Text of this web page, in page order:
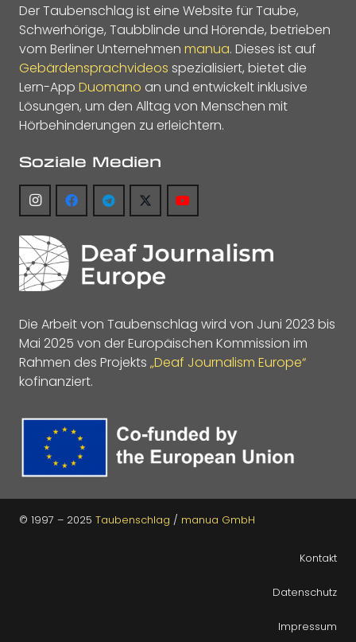
Der Taubenschlag ist eine Website für Taube,
Schwerhörige, Taubblinde und Hörende, betrieben
vom Berliner Unternehmen manua. Dieses ist auf
Gebärdensprachvideos spezialisiert, bietet die
Lern-App Duomano an und entwickelt inklusive
Lösungen, um den Alltag von Menschen mit
Hörbehinderungen zu erleichtern.
Soziale Medien
Die Arbeit von Taubenschlag wird von Juni 2023 bis
Mai 2025 von der Europäischen Kommission im
Rahmen des Projekts „Deaf Journalism Europe“
kofinanziert.
© 1997 – 2025 Taubenschlag / manua GmbH
Kontakt
Datenschutz
Impressum